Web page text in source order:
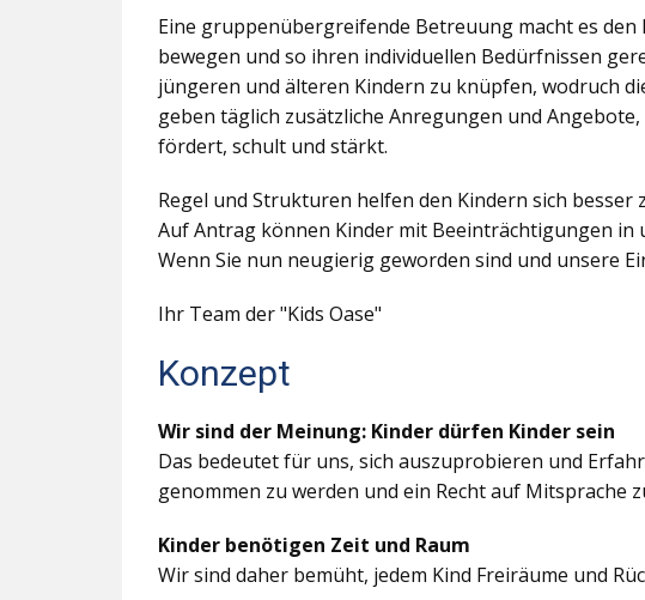
Eine gruppenübergreifende Betreuung macht es
bewegen und so ihren individuellen Bedürfnissen
jüngeren und älteren Kindern zu knüpfen, wodruch
geben täglich zusätzliche Anregungen und
fördert, schult und stärkt.
Regel und Strukturen helfen den Kindern sich
Auf Antrag können Kinder mit Beeinträchtigungen
Wenn Sie nun neugierig geworden sind und unsere
Ihr Team der "Kids Oase"
Konzept
Wir sind der Meinung: Kinder dürfen Kinder sein
Das bedeutet für uns, sich auszuprobieren und
genommen zu werden und ein Recht auf Mitsprache
Kinder benötigen Zeit und Raum
Wir sind daher bemüht, jedem Kind Freiräume und